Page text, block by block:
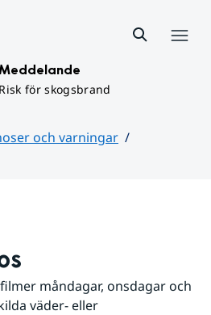
Risk för skogsbrand
och varningar
måndagar, onsdagar och
väder- eller